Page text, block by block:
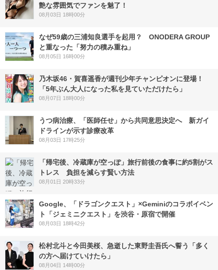
艶な雰囲気でファンを魅了！
08月03日 18時00分
なぜ59歳の三浦知良選手を起用？ ONODERA GROUP
と重なった「努力の積み重ね」
08月05日 16時00分
乃木坂46・賀喜遥香が週刊少年チャンピオンに登場！
「5年ぶん大人になった私を見ていただけたら」
08月07日 18時00分
うつ病治療、「医師任せ」から共同意思決定へ 新ガイ
ドラインが示す診療改革
08月03日 17時25分
「帰宅後、冷蔵庫が空っぽ」旅行前後の食事に約5割がス
トレス 負担を減らす賢い方法
08月01日 20時33分
Google、「ドラゴンクエスト」×Geminiのコラボイベン
ト「ジェミニクエスト」を渋谷・原宿で開催
08月03日 18時42分
松村北斗と今田美桜、急逝した東野圭吾氏へ誓う「多く
の方へ届けていけたら」
08月04日 14時00分